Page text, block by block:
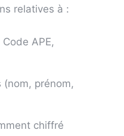
relatives à :
APE,
(nom, prénom,
chiffré